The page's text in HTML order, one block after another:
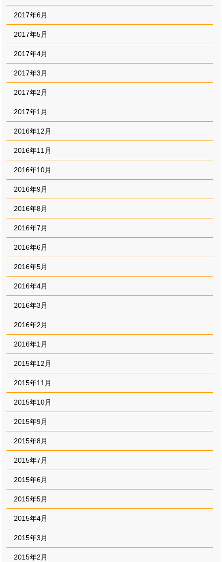
2017年6月
2017年5月
2017年4月
2017年3月
2017年2月
2017年1月
2016年12月
2016年11月
2016年10月
2016年9月
2016年8月
2016年7月
2016年6月
2016年5月
2016年4月
2016年3月
2016年2月
2016年1月
2015年12月
2015年11月
2015年10月
2015年9月
2015年8月
2015年7月
2015年6月
2015年5月
2015年4月
2015年3月
2015年2月